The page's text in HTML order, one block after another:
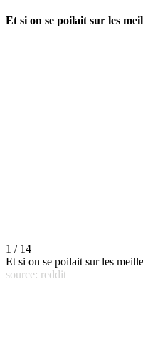
Et si on se poilait sur les
1 / 14
Et si on se poilait sur les
source: reddit